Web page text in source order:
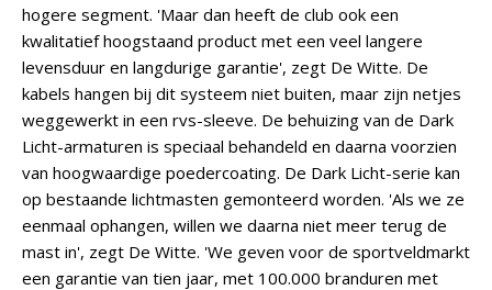
hogere segment. 'Maar dan heeft de club ook een
kwalitatief hoogstaand product met een veel langere
levensduur en langdurige garantie', zegt De Witte. De
kabels hangen bij dit systeem niet buiten, maar zijn netjes
weggewerkt in een rvs-sleeve. De behuizing van de Dark
Licht-armaturen is speciaal behandeld en daarna voorzien
van hoogwaardige poedercoating. De Dark Licht-serie kan
op bestaande lichtmasten gemonteerd worden. 'Als we ze
eenmaal ophangen, willen we daarna niet meer terug de
mast in', zegt De Witte. 'We geven voor de sportveldmarkt
een garantie van tien jaar, met 100.000 branduren met